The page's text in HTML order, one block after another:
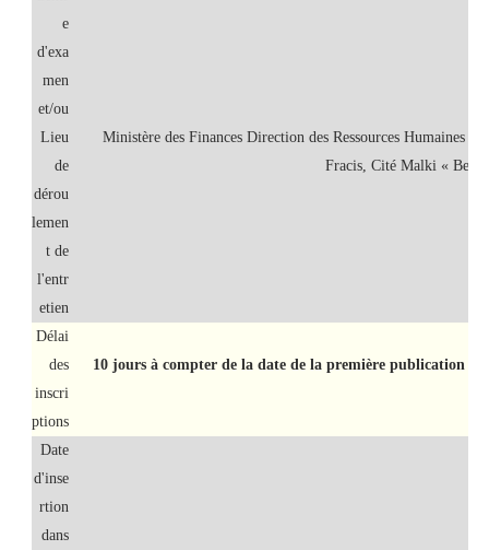
e
d'exa
men
et/ou
Lieu
de
dérou
lemen
t de
l'entr
etien
Ministère des Finances Direction des Ressources Humaines
Fracis, Cité Malki « Ben
Délai
des
inscri
ptions
10 jours à compter de la date de la première publication
Date
d'inse
rtion
dans